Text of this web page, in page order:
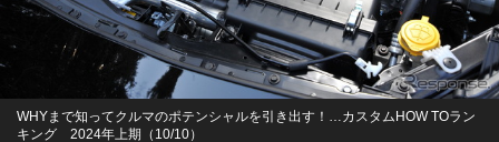
WHYまで知ってクルマのポテンシャルを引き出す！…カスタムHOW TOラン
キング 2024年上期（10/10）